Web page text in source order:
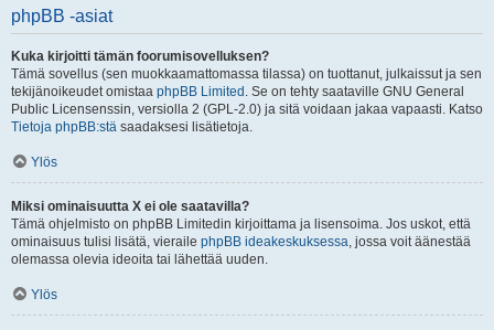
phpBB -asiat
Kuka kirjoitti tämän foorumisovelluksen?
Tämä sovellus (sen muokkaamattomassa tilassa) on tuottanut, julkaissut ja sen
tekijänoikeudet omistaa phpBB Limited . Se on tehty saataville GNU General
Public Licensenssin, versiolla 2 (GPL-2.0) ja sitä voidaan jakaa vapaasti. Katso
Tietoja phpBB:stä saadaksesi lisätietoja.
Ylös
Miksi ominaisuutta X ei ole saatavilla?
Tämä ohjelmisto on phpBB Limitedin kirjoittama ja lisensoima. Jos uskot, että
ominaisuus tulisi lisätä, vieraile phpBB ideakeskuksessa, jossa voit äänestää
olemassa olevia ideoita tai lähettää uuden.
Ylös